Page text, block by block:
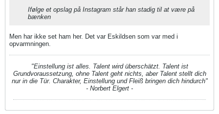
Ifølge et opslag på Instagram står han stadig til at være på
bænken
Men har ikke set ham her. Det var Eskildsen som var med i
opvarmningen.
"Einstellung ist alles. Talent wird überschätzt. Talent ist
Grundvoraussetzung, ohne Talent geht nichts, aber Talent stellt dich
nur in die Tür. Charakter, Einstellung und Fleiß bringen dich hindurch"
- Norbert Elgert -